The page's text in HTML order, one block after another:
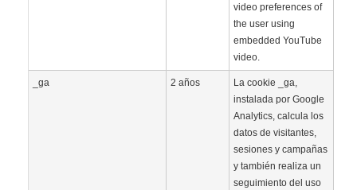
video preferences of
the user using
embedded YouTube
video.
_ga 2 años
La cookie _ga,
instalada por Google
Analytics, calcula los
datos de visitantes,
sesiones y campañas
y también realiza un
seguimiento del uso